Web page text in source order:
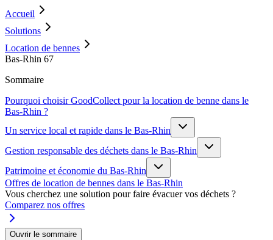
Accueil
Solutions
Location de bennes
Bas-Rhin 67
Sommaire
Pourquoi choisir GoodCollect pour la location de benne dans le
Bas-Rhin ?
Un service local et rapide dans le Bas-Rhin
Gestion responsable des déchets dans le Bas-Rhin
Patrimoine et économie du Bas-Rhin
Offres de location de bennes dans le Bas-Rhin
Vous cherchez une solution pour faire évacuer vos déchets ?
Comparez nos offres
Ouvrir le sommaire